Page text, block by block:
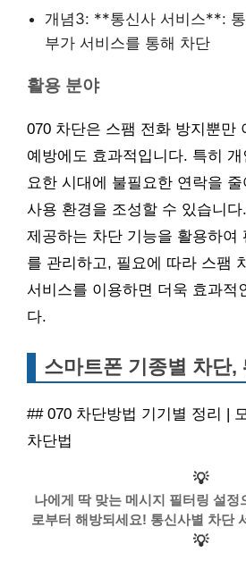
개념3: **통신사 서비스**:
부가 서비스를 통해 차단
활용 분야
070 차단은 스팸 전화 방지뿐만
예방에도 효과적입니다. 특히
요한 시대에 불필요한 연락을
사용 환경을 조성할 수 있습니
제공하는 차단 기능을 활용하여
를 관리하고, 필요에 따라 스팸
서비스를 이용하면 더욱 효과적
다.
스마트폰 기종별 차단,
## 070 차단방법 기기별 정리 |
차단법
💡
나에게 딱 맞는 메시지 필터링 설정
로부터 해방되세요! 통신사별 차단
💡